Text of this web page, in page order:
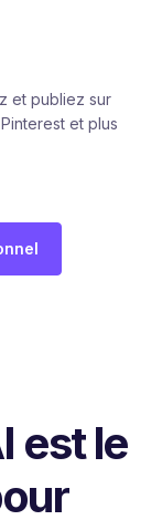
et publiez sur
et plus
est le